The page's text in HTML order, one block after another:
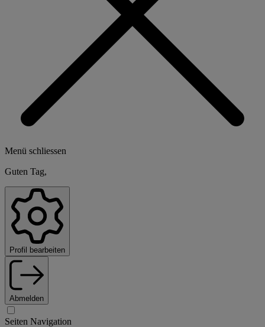
Menü schliessen
Guten Tag,
Profil bearbeiten
Abmelden
Seiten Navigation